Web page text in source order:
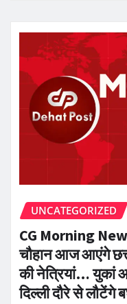
UNCATEGORIZED
CG Morning
चौहान आज आएंगे
की नेत्रियां…
दिल्ली दौरे से